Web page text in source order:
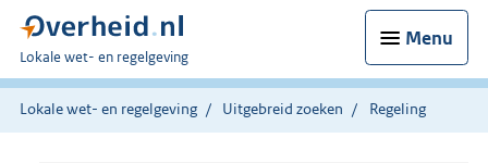
Menu
U
bent
hier:
Lokale wet- en regelgeving
Lokale wet- en regelgeving Uitgebreid zoeken Regeling